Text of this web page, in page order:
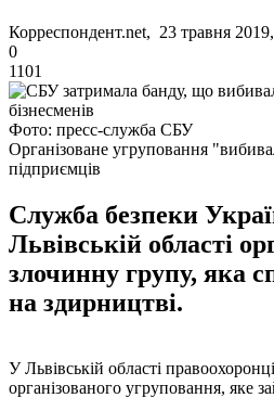
Корреспондент.net, 23 травня
0
1101
Фото: пресс-служба СБУ
Організоване угруповання
підприємців
Служба безпеки
Львівській області
злочинну групу, яка
на здирництві.
У Львівській області
організованого угруповання, яке